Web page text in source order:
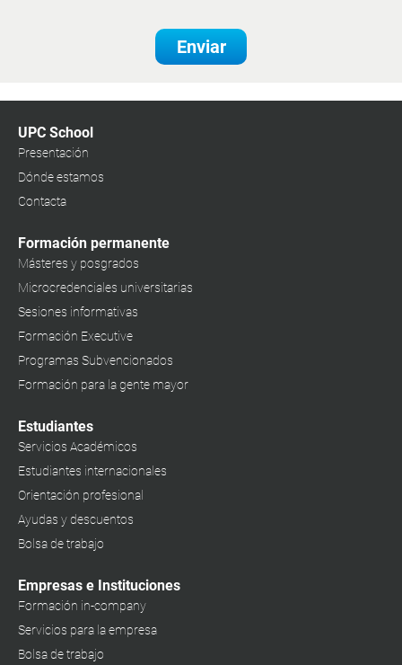
Enviar
UPC School
Presentación
Dónde estamos
Contacta
Formación permanente
Másteres y posgrados
Microcredenciales universitarias
Sesiones informativas
Formación Executive
Programas Subvencionados
Formación para la gente mayor
Estudiantes
Servicios Académicos
Estudiantes internacionales
Orientación profesional
Ayudas y descuentos
Bolsa de trabajo
Empresas e Instituciones
Formación in-company
Servicios para la empresa
Bolsa de trabajo